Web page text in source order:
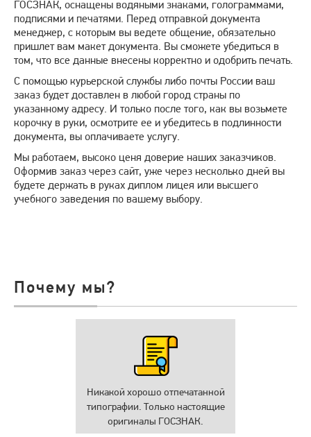
ГОСЗНАК, оснащены водяными знаками, голограммами,
подписями и печатями. Перед отправкой документа
менеджер, с которым вы ведете общение, обязательно
пришлет вам макет документа. Вы сможете убедиться в
том, что все данные внесены корректно и одобрить печать.
С помощью курьерской службы либо почты России ваш
заказ будет доставлен в любой город страны по
указанному адресу. И только после того, как вы возьмете
корочку в руки, осмотрите ее и убедитесь в подлинности
документа, вы оплачиваете услугу.
Мы работаем, высоко ценя доверие наших заказчиков.
Оформив заказ через сайт, уже через несколько дней вы
будете держать в руках диплом лицея или высшего
учебного заведения по вашему выбору.
Почему мы?
Никакой хорошо отпечатанной
типографии. Только настоящие
оригиналы ГОСЗНАК.